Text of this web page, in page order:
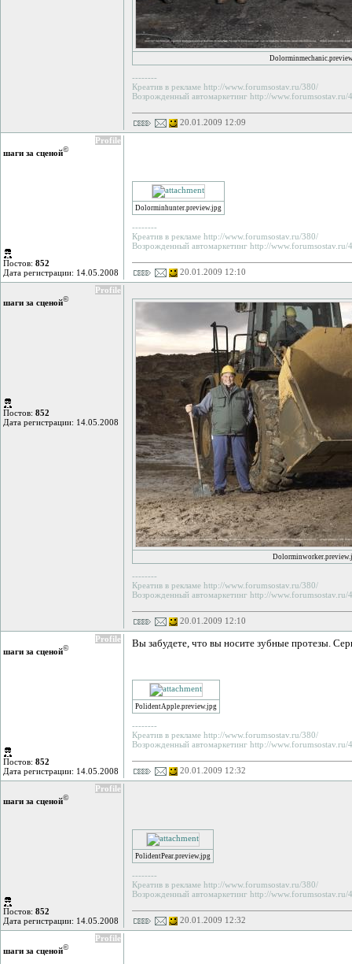
--------
Креатив в рекламе http://www.forumsostav.ru/380/
Возрожденный автомаркетинг http://www.forumsostav.ru/
20.01.2009 12:09
Profile
шаги за сценой©
Постов: 852
Дата регистрации: 14.05.2008
Dolorminhunter.preview.jpg
--------
Креатив в рекламе http://www.forumsostav.ru/380/
Возрожденный автомаркетинг http://www.forumsostav.ru/
20.01.2009 12:10
Profile
шаги за сценой©
Постов: 852
Дата регистрации: 14.05.2008
--------
Креатив в рекламе http://www.forumsostav.ru/380/
Возрожденный автомаркетинг http://www.forumsostav.ru/
20.01.2009 12:10
Profile
шаги за сценой©
Постов: 852
Дата регистрации: 14.05.2008
Вы забудете, что вы носите зубные протезы.
PolidentApple.preview.jpg
--------
Креатив в рекламе http://www.forumsostav.ru/380/
Возрожденный автомаркетинг http://www.forumsostav.ru/
20.01.2009 12:32
Profile
шаги за сценой©
Постов: 852
Дата регистрации: 14.05.2008
PolidentPear.preview.jpg
--------
Креатив в рекламе http://www.forumsostav.ru/380/
Возрожденный автомаркетинг http://www.forumsostav.ru/
20.01.2009 12:32
Profile
шаги за сценой©